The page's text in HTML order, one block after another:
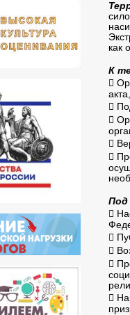
как
К





Под




